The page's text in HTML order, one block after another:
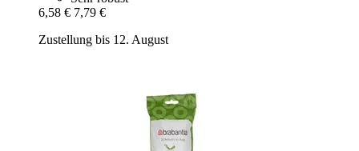
6,58 € 7,79 €
Zustellung bis 12. August